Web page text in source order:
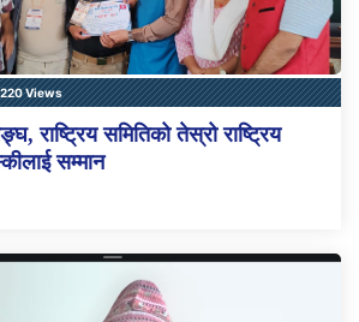
Views
राष्ट्रिय समितिको तेस्रो राष्ट्रिय
सम्मान